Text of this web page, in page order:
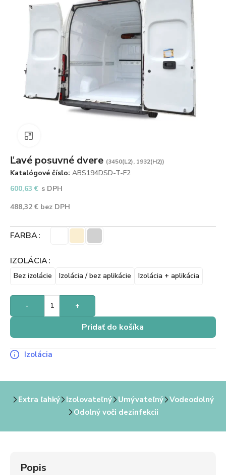
Ľavé posuvné dvere (3450(L2), 1932(H2))
Katalógové číslo: ABS194DSD-T-F2
600,63€ s DPH
488,32€ bez DPH
FARBA
IZOLÁCIA
Bez izolácie Izolácia / bez aplikácie Izolácia + aplikácia
- +
Pridať do košíka
Izolácia
Extra ľahký Izolovateľný Umývateľný
Vodeodolný
Odolný voči dezinfekcii
Popis